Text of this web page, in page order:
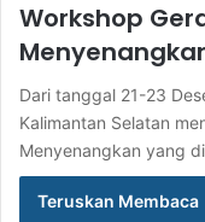
Workshop
Dari tanggal 21-23
Kalimantan Selatan
Menyenangkan yang
Teruskan Membaca